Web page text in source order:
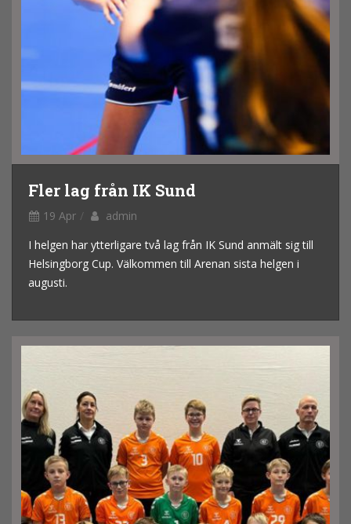
Fler lag från IK Sund
19 Apr
admin
I helgen har ytterligare två lag från IK Sund anmält sig till
Helsingborg Cup. Välkommen till Arenan sista helgen i
augusti.